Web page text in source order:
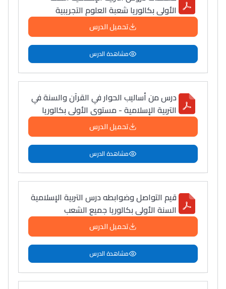
دليل التوجيه
التوجيه بالثانوي و الإعدادي
Ki Derti Liha
باش تقدر تساعد الناس
يلقاو التوازن من الدّاخل
ومن الخارج، بشرى
أمسكين بنات مسارها
خطوة بخطوة - مترجم
القراية و الخدمة فمجال
تقويم البصر مع المختصّة
مريم الزواكي
الأولى بكالوريا شعبة العلوم التجريبية
تحميل الدرس
مشاهدة الدرس
درس من أساليب الحوار في القرآن والسنة في
التربية الإسلامية - مستوى الأولى بكالوريا
تحميل الدرس
مشاهدة الدرس
قيم التواصل وضوابطه درس التربية الإسلامية
السنة الأولى بكالوريا جميع الشعب
تحميل الدرس
مشاهدة الدرس